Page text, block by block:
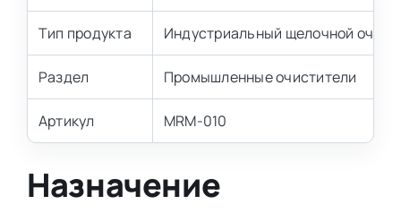
Тип продукта Индустриальный щелочной
Раздел Промышленные очистители
Артикул MRM-010
Назначение